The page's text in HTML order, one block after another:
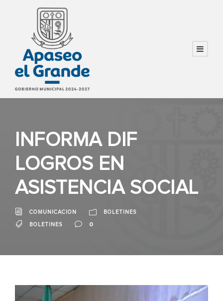
INFORMA DIF
LOGROS EN
ASISTENCIA SOCIAL
COMUNICACION BOLETINES
BOLETINES 0